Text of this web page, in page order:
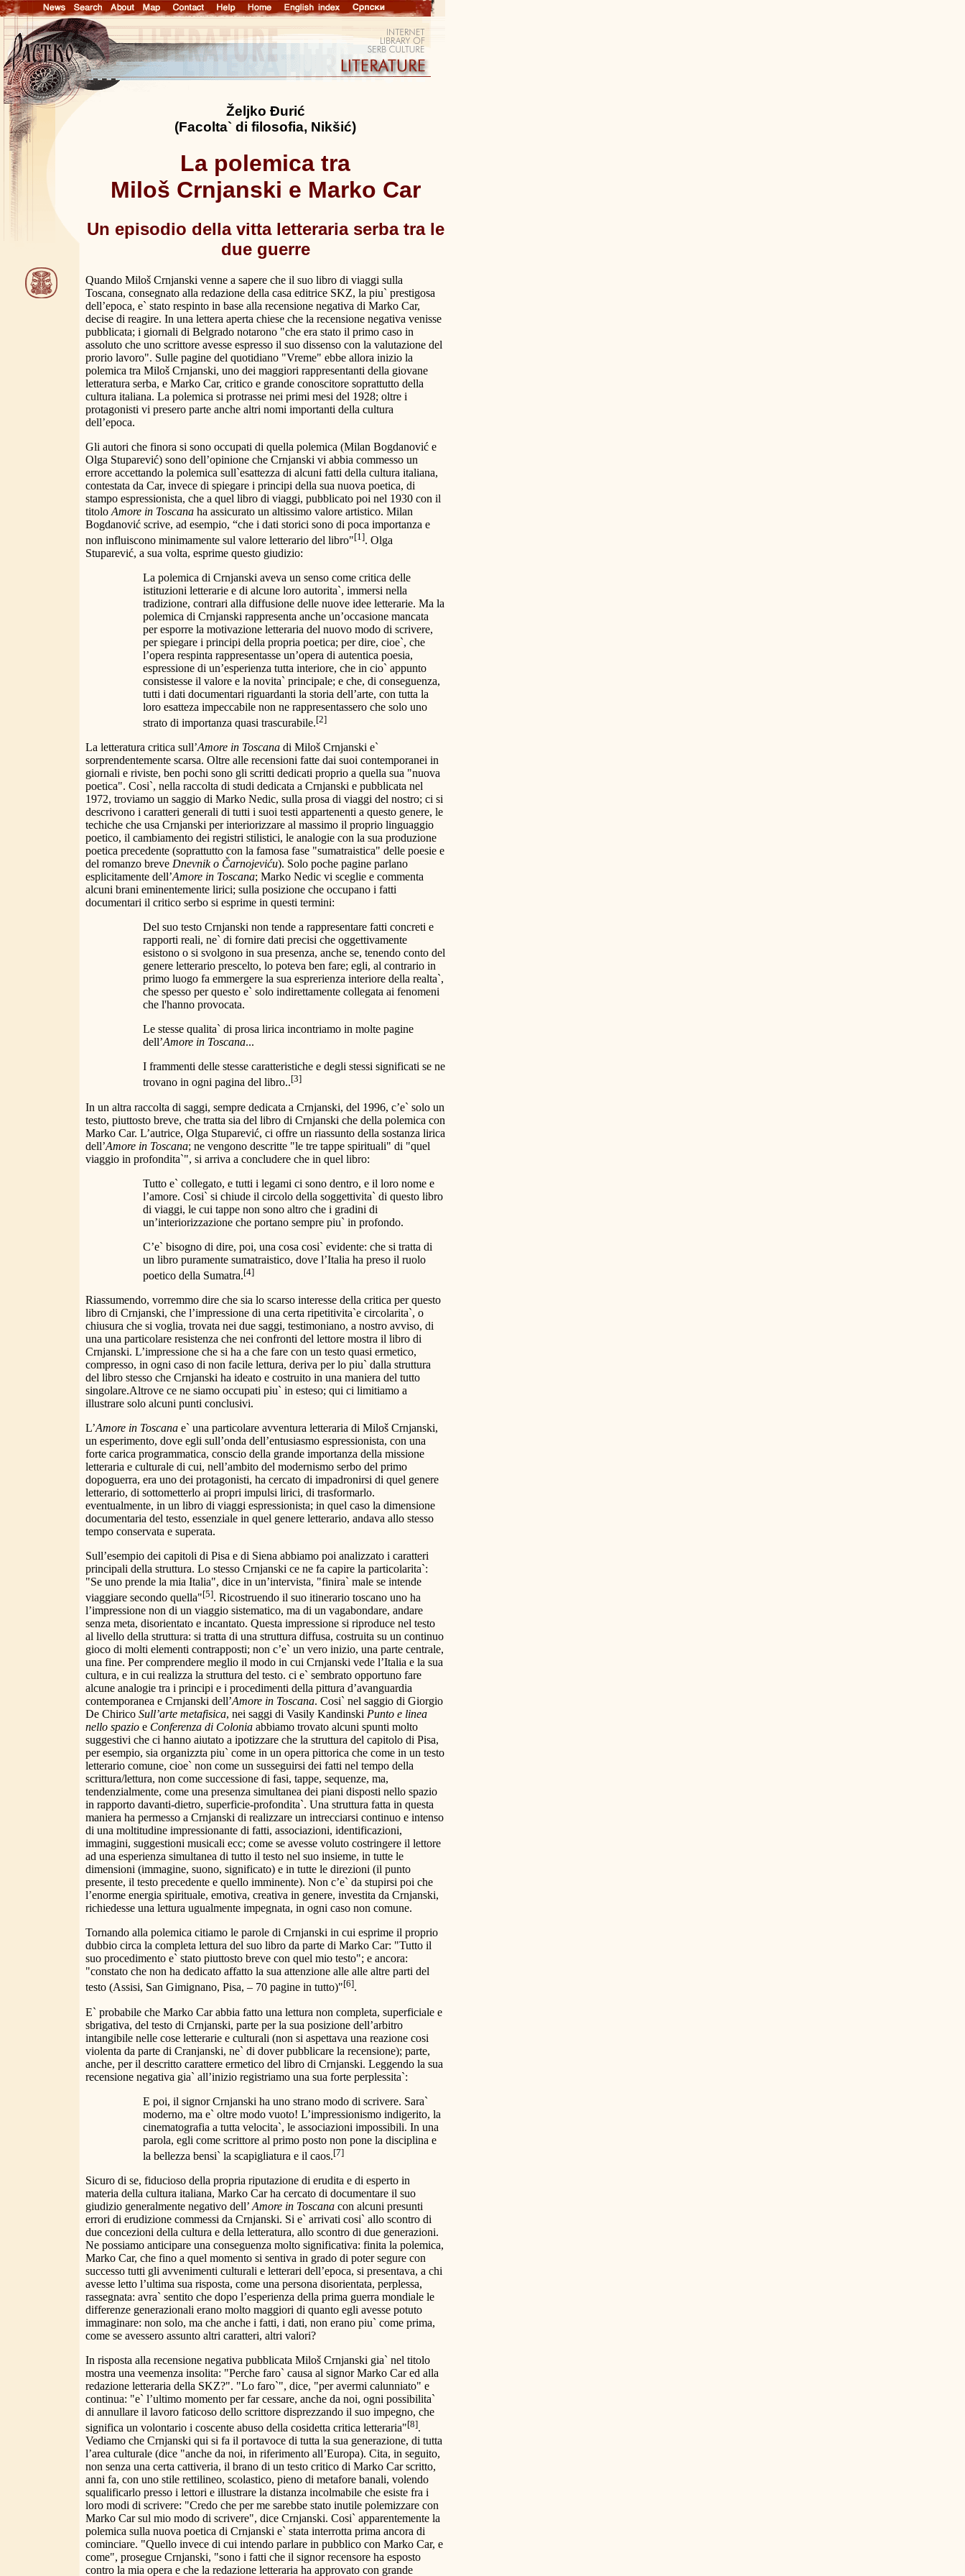
Željko Đurić
(Facolta` di filosofia, Nikšić)
La polemica tra
Miloš Crnjanski e Marko Car
Un episodio della vitta letteraria serba tra le
due guerre
Quando Miloš Crnjanski venne a sapere che il suo libro di viaggi sulla
Toscana, consegnato alla redazione della casa editrice SKZ, la piu` prestigosa
dell’epoca, e` stato respinto in base alla recensione negativa di Marko Car,
decise di reagire. In una lettera aperta chiese che la recensione negativa venisse
pubblicata; i giornali di Belgrado notarono "che era stato il primo caso in
assoluto che uno scrittore avesse espresso il suo dissenso con la valutazione del
prorio lavoro". Sulle pagine del quotidiano "Vreme" ebbe allora inizio la
polemica tra Miloš Crnjanski, uno dei maggiori rappresentanti della giovane
letteratura serba, e Marko Car, critico e grande conoscitore soprattutto della
cultura italiana. La polemica si protrasse nei primi mesi del 1928; oltre i
protagonisti vi presero parte anche altri nomi importanti della cultura
dell’epoca.
Gli autori che finora si sono occupati di quella polemica (Milan Bogdanović e
Olga Stuparević) sono dell’opinione che Crnjanski vi abbia commesso un
errore accettando la polemica sull`esattezza di alcuni fatti della cultura italiana,
contestata da Car, invece di spiegare i principi della sua nuova poetica, di
stampo espressionista, che a quel libro di viaggi, pubblicato poi nel 1930 con il
titolo Amore in Toscana ha assicurato un altissimo valore artistico. Milan
Bogdanović scrive, ad esempio, “che i dati storici sono di poca importanza e
non influiscono minimamente sul valore letterario del libro"[1]. Olga
Stuparević, a sua volta, esprime questo giudizio:
La polemica di Crnjanski aveva un senso come critica delle
istituzioni letterarie e di alcune loro autorita`, immersi nella
tradizione, contrari alla diffusione delle nuove idee letterarie. Ma la
polemica di Crnjanski rappresenta anche un’occasione mancata
per esporre la motivazione letteraria del nuovo modo di scrivere,
per spiegare i principi della propria poetica; per dire, cioe`, che
l’opera respinta rappresentasse un’opera di autentica poesia,
espressione di un’esperienza tutta interiore, che in cio` appunto
consistesse il valore e la novita` principale; e che, di conseguenza,
tutti i dati documentari riguardanti la storia dell’arte, con tutta la
loro esatteza impeccabile non ne rappresentassero che solo uno
strato di importanza quasi trascurabile.[2]
La letteratura critica sull’Amore in Toscana di Miloš Crnjanski e`
sorprendentemente scarsa. Oltre alle recensioni fatte dai suoi contemporanei in
giornali e riviste, ben pochi sono gli scritti dedicati proprio a quella sua "nuova
poetica". Cosi`, nella raccolta di studi dedicata a Crnjanski e pubblicata nel
1972, troviamo un saggio di Marko Nedic, sulla prosa di viaggi del nostro; ci si
descrivono i caratteri generali di tutti i suoi testi appartenenti a questo genere, le
techiche che usa Crnjanski per interiorizzare al massimo il proprio linguaggio
poetico, il cambiamento dei registri stilistici, le analogie con la sua produzione
poetica precedente (soprattutto con la famosa fase "sumatraistica" delle poesie e
del romanzo breve Dnevnik o Čarnojeviću). Solo poche pagine parlano
esplicitamente dell’Amore in Toscana; Marko Nedic vi sceglie e commenta
alcuni brani eminentemente lirici; sulla posizione che occupano i fatti
documentari il critico serbo si esprime in questi termini:
Del suo testo Crnjanski non tende a rappresentare fatti concreti e
rapporti reali, ne` di fornire dati precisi che oggettivamente
esistono o si svolgono in sua presenza, anche se, tenendo conto del
genere letterario prescelto, lo poteva ben fare; egli, al contrario in
primo luogo fa emmergere la sua esprerienza interiore della realta`,
che spesso per questo e` solo indirettamente collegata ai fenomeni
che l'hanno provocata.
Le stesse qualita` di prosa lirica incontriamo in molte pagine
dell’Amore in Toscana...
I frammenti delle stesse caratteristiche e degli stessi significati se ne
trovano in ogni pagina del libro..[3]
In un altra raccolta di saggi, sempre dedicata a Crnjanski, del 1996, c’e` solo un
testo, piuttosto breve, che tratta sia del libro di Crnjanski che della polemica con
Marko Car. L’autrice, Olga Stuparević, ci offre un riassunto della sostanza lirica
dell’Amore in Toscana; ne vengono descritte "le tre tappe spirituali" di "quel
viaggio in profondita`", si arriva a concludere che in quel libro:
Tutto e` collegato, e tutti i legami ci sono dentro, e il loro nome e
l’amore. Cosi` si chiude il circolo della soggettivita` di questo libro
di viaggi, le cui tappe non sono altro che i gradini di
un’interiorizzazione che portano sempre piu` in profondo.
C’e` bisogno di dire, poi, una cosa cosi` evidente: che si tratta di
un libro puramente sumatraistico, dove l’Italia ha preso il ruolo
poetico della Sumatra.[4]
Riassumendo, vorremmo dire che sia lo scarso interesse della critica per questo
libro di Crnjanski, che l’impressione di una certa ripetitivita`e circolarita`, o
chiusura che si voglia, trovata nei due saggi, testimoniano, a nostro avviso, di
una una particolare resistenza che nei confronti del lettore mostra il libro di
Crnjanski. L’impressione che si ha a che fare con un testo quasi ermetico,
compresso, in ogni caso di non facile lettura, deriva per lo piu` dalla struttura
del libro stesso che Crnjanski ha ideato e costruito in una maniera del tutto
singolare.Altrove ce ne siamo occupati piu` in esteso; qui ci limitiamo a
illustrare solo alcuni punti conclusivi.
L’Amore in Toscana e` una particolare avventura letteraria di Miloš Crnjanski,
un esperimento, dove egli sull’onda dell’entusiasmo espressionista, con una
forte carica programmatica, conscio della grande importanza della missione
letteraria e culturale di cui, nell’ambito del modernismo serbo del primo
dopoguerra, era uno dei protagonisti, ha cercato di impadronirsi di quel genere
letterario, di sottometterlo ai propri impulsi lirici, di trasformarlo.
eventualmente, in un libro di viaggi espressionista; in quel caso la dimensione
documentaria del testo, essenziale in quel genere letterario, andava allo stesso
tempo conservata e superata.
Sull’esempio dei capitoli di Pisa e di Siena abbiamo poi analizzato i caratteri
principali della struttura. Lo stesso Crnjanski ce ne fa capire la particolarita`:
"Se uno prende la mia Italia", dice in un’intervista, "finira` male se intende
viaggiare secondo quella"[5]. Ricostruendo il suo itinerario toscano uno ha
l’impressione non di un viaggio sistematico, ma di un vagabondare, andare
senza meta, disorientato e incantato. Questa impressione si riproduce nel testo
al livello della struttura: si tratta di una struttura diffusa, costruita su un continuo
gioco di molti elementi contrapposti; non c’e` un vero inizio, una parte centrale,
una fine. Per comprendere meglio il modo in cui Crnjanski vede l’Italia e la sua
cultura, e in cui realizza la struttura del testo. ci e` sembrato opportuno fare
alcune analogie tra i principi e i procedimenti della pittura d’avanguardia
contemporanea e Crnjanski dell’Amore in Toscana. Cosi` nel saggio di Giorgio
De Chirico Sull’arte metafisica, nei saggi di Vasily Kandinski Punto e linea
nello spazio e Conferenza di Colonia abbiamo trovato alcuni spunti molto
suggestivi che ci hanno aiutato a ipotizzare che la struttura del capitolo di Pisa,
per esempio, sia organizzta piu` come in un opera pittorica che come in un testo
letterario comune, cioe` non come un susseguirsi dei fatti nel tempo della
scrittura/lettura, non come successione di fasi, tappe, sequenze, ma,
tendenzialmente, come una presenza simultanea dei piani disposti nello spazio
in rapporto davanti-dietro, superficie-profondita`. Una struttura fatta in questa
maniera ha permesso a Crnjanski di realizzare un intrecciarsi continuo e intenso
di una moltitudine impressionante di fatti, associazioni, identificazioni,
immagini, suggestioni musicali ecc; come se avesse voluto costringere il lettore
ad una esperienza simultanea di tutto il testo nel suo insieme, in tutte le
dimensioni (immagine, suono, significato) e in tutte le direzioni (il punto
presente, il testo precedente e quello imminente). Non c’e` da stupirsi poi che
l’enorme energia spirituale, emotiva, creativa in genere, investita da Crnjanski,
richiedesse una lettura ugualmente impegnata, in ogni caso non comune.
Tornando alla polemica citiamo le parole di Crnjanski in cui esprime il proprio
dubbio circa la completa lettura del suo libro da parte di Marko Car: "Tutto il
suo procedimento e` stato piuttosto breve con quel mio testo"; e ancora:
"constato che non ha dedicato affatto la sua attenzione alle alle altre parti del
testo (Assisi, San Gimignano, Pisa, – 70 pagine in tutto)"[6].
E` probabile che Marko Car abbia fatto una lettura non completa, superficiale e
sbrigativa, del testo di Crnjanski, parte per la sua posizione dell’arbitro
intangibile nelle cose letterarie e culturali (non si aspettava una reazione cosi
violenta da parte di Cranjanski, ne` di dover pubblicare la recensione); parte,
anche, per il descritto carattere ermetico del libro di Crnjanski. Leggendo la sua
recensione negativa gia` all’inizio registriamo una sua forte perplessita`:
E poi, il signor Crnjanski ha uno strano modo di scrivere. Sara`
moderno, ma e` oltre modo vuoto! L’impressionismo indigerito, la
cinematografia a tutta velocita`, le associazioni impossibili. In una
parola, egli come scrittore al primo posto non pone la disciplina e
la bellezza bensi` la scapigliatura e il caos.[7]
Sicuro di se, fiducioso della propria riputazione di erudita e di esperto in
materia della cultura italiana, Marko Car ha cercato di documentare il suo
giudizio generalmente negativo dell’ Amore in Toscana con alcuni presunti
errori di erudizione commessi da Crnjanski. Si e` arrivati cosi` allo scontro di
due concezioni della cultura e della letteratura, allo scontro di due generazioni.
Ne possiamo anticipare una conseguenza molto significativa: finita la polemica,
Marko Car, che fino a quel momento si sentiva in grado di poter segure con
successo tutti gli avvenimenti culturali e letterari dell’epoca, si presentava, a chi
avesse letto l’ultima sua risposta, come una persona disorientata, perplessa,
rassegnata: avra` sentito che dopo l’esperienza della prima guerra mondiale le
differenze generazionali erano molto maggiori di quanto egli avesse potuto
immaginare: non solo, ma che anche i fatti, i dati, non erano piu` come prima,
come se avessero assunto altri caratteri, altri valori?
In risposta alla recensione negativa pubblicata Miloš Crnjanski gia` nel titolo
mostra una veemenza insolita: "Perche faro` causa al signor Marko Car ed alla
redazione letteraria della SKZ?". "Lo faro`", dice, "per avermi calunniato" e
continua: "e` l’ultimo momento per far cessare, anche da noi, ogni possibilita`
di annullare il lavoro faticoso dello scrittore disprezzando il suo impegno, che
significa un volontario i coscente abuso della cosidetta critica letteraria"[8].
Vediamo che Crnjanski qui si fa il portavoce di tutta la sua generazione, di tutta
l’area culturale (dice "anche da noi, in riferimento all’Europa). Cita, in seguito,
non senza una certa cattiveria, il brano di un testo critico di Marko Car scritto,
anni fa, con uno stile rettilineo, scolastico, pieno di metafore banali, volendo
squalificarlo presso i lettori e illustrare la distanza incolmabile che esiste fra i
loro modi di scrivere: "Credo che per me sarebbe stato inutile polemizzare con
Marko Car sul mio modo di scrivere", dice Crnjanski. Cosi` apparentemente la
polemica sulla nuova poetica di Crnjanski e` stata interrotta prima ancora di
cominciare. "Quello invece di cui intendo parlare in pubblico con Marko Car, e
come", prosegue Crnjanski, "sono i fatti che il signor recensore ha esposto
contro la mia opera e che la redazione letteraria ha approvato con grande